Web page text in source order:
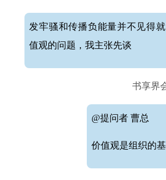
发牢骚和传播负能量并不见得
值观的问题，我主张先谈
书享界
@提问者 曹总
价值观是组织的基